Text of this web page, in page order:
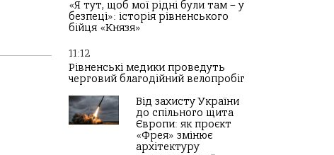
«Я тут, щоб мої рідні були там – у
безпеці»: історія рівненського
бійця «Князя»
11:12
Рівненські медики проведуть
черговий благодійний велопробіг
Від захисту України
до спільного щита
Європи: як проєкт
«Фрея» змінює
архітектуру